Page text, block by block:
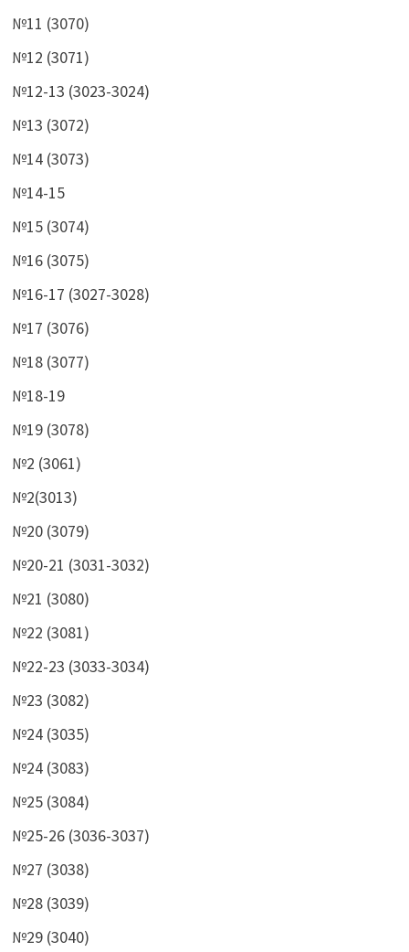
№11 (3070)
№12 (3071)
№12-13 (3023-3024)
№13 (3072)
№14 (3073)
№14-15
№15 (3074)
№16 (3075)
№16-17 (3027-3028)
№17 (3076)
№18 (3077)
№18-19
№19 (3078)
№2 (3061)
№2(3013)
№20 (3079)
№20-21 (3031-3032)
№21 (3080)
№22 (3081)
№22-23 (3033-3034)
№23 (3082)
№24 (3035)
№24 (3083)
№25 (3084)
№25-26 (3036-3037)
№27 (3038)
№28 (3039)
№29 (3040)